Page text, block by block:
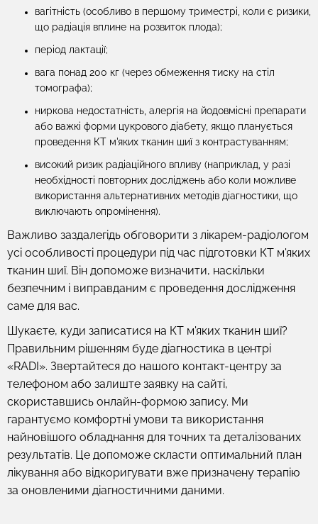
вагітність (особливо в першому триместрі, коли є ризики,
що радіація вплине на розвиток плода);
період лактації;
вага понад 200 кг (через обмеження тиску на стіл
томографа);
ниркова недостатність, алергія на йодовмісні препарати
або важкі форми цукрового діабету, якщо планується
проведення КТ м'яких тканин шиї з контрастуванням;
високий ризик радіаційного впливу (наприклад, у разі
необхідності повторних досліджень або коли можливе
використання альтернативних методів діагностики, що
виключають опромінення).
Важливо заздалегідь обговорити з лікарем-радіологом
усі особливості процедури під час підготовки КТ м'яких
тканин шиї. Він допоможе визначити, наскільки
безпечним і виправданим є проведення дослідження
саме для вас.
Шукаєте, куди записатися на КТ м'яких тканин шиї?
Правильним рішенням буде діагностика в центрі
«RADI». Звертайтеся до нашого контакт-центру за
телефоном або залиште заявку на сайті,
скориставшись онлайн-формою запису. Ми
гарантуємо комфортні умови та використання
найновішого обладнання для точних та деталізованих
результатів. Це допоможе скласти оптимальний план
лікування або відкоригувати вже призначену терапію
за оновленими діагностичними даними.